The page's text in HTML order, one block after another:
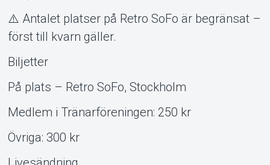
⚠️ Antalet platser på Retro SoFo är begränsat –
först till kvarn gäller.
Biljetter
På plats – Retro SoFo, Stockholm
Medlem i Tränarföreningen: 250 kr
Övriga: 300 kr